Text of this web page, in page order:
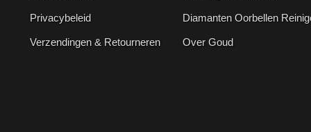
Privacybeleid
Verzendingen & Retourneren
Diamanten Oorbellen
Over Goud